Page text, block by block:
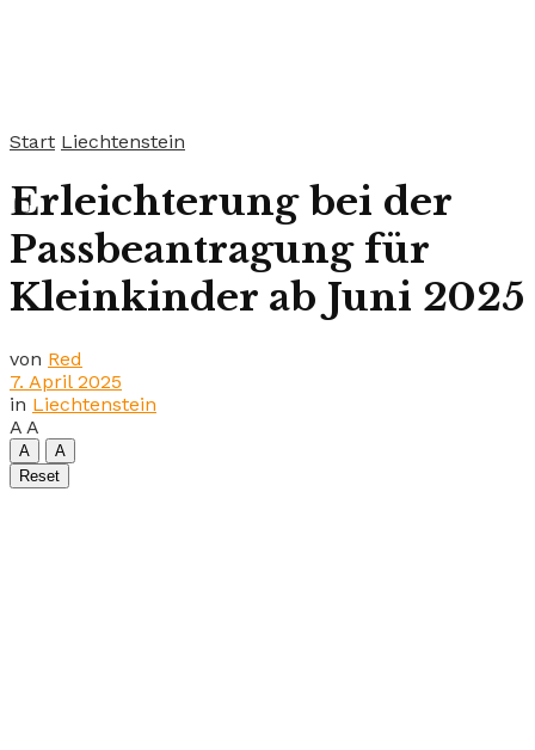
Start Liechtenstein
Erleichterung bei der
Passbeantragung für
Kleinkinder ab Juni 2025
von Red
7. April 2025
in Liechtenstein
A A
A
A
Reset